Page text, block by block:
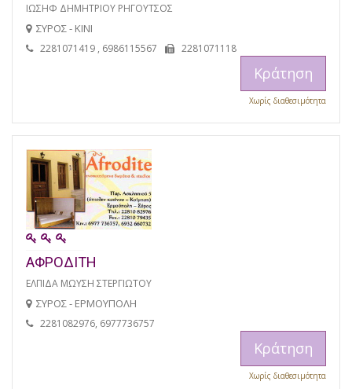
ΙΩΣΗΦ ΔΗΜΗΤΡΙΟΥ ΡΗΓΟΥΤΣΟΣ
ΣΥΡΟΣ - ΚΙΝΙ
2281071419 , 6986115567 2281071118
Κράτηση
Χωρίς διαθεσιμότητα
ΑΦΡΟΔΙΤΗ
ΕΛΠΙΔΑ ΜΩΥΣΗ ΣΤΕΡΓΙΩΤΟΥ
ΣΥΡΟΣ - ΕΡΜΟΥΠΟΛΗ
2281082976, 6977736757
Κράτηση
Χωρίς διαθεσιμότητα